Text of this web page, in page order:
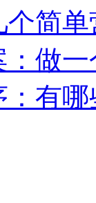
简
做
有